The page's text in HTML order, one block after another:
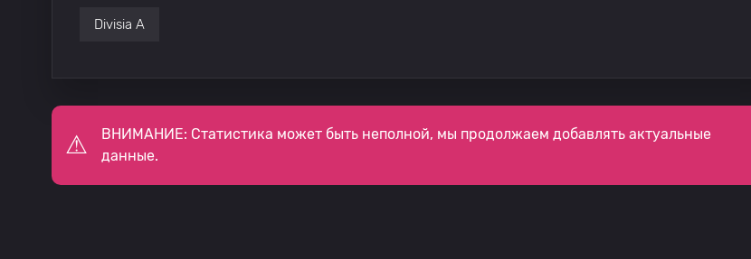
Divisia A
ВНИМАНИЕ: Статистика может быть неполной, мы продолжаем добавлять актуальные
данные.